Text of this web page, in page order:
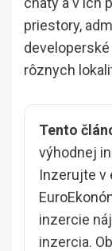
priestory,
rôznych
Tento
výhodnej
Inzerujte v
inzercie
inzercia.